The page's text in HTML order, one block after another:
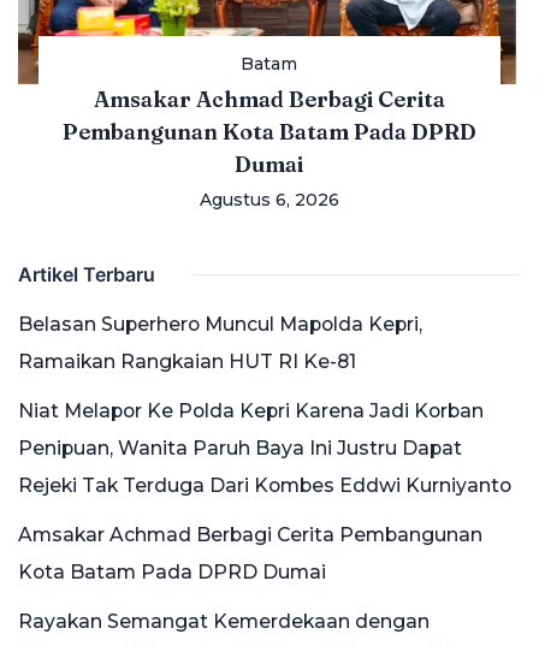
Batam
Amsakar Achmad Berbagi Cerita
Pembangunan Kota Batam Pada DPRD
Dumai
Agustus 6, 2026
Artikel Terbaru
Belasan Superhero Muncul Mapolda Kepri,
Ramaikan Rangkaian HUT RI Ke-81
Niat Melapor Ke Polda Kepri Karena Jadi Korban
Penipuan, Wanita Paruh Baya Ini Justru Dapat
Rejeki Tak Terduga Dari Kombes Eddwi Kurniyanto
Amsakar Achmad Berbagi Cerita Pembangunan
Kota Batam Pada DPRD Dumai
Rayakan Semangat Kemerdekaan dengan